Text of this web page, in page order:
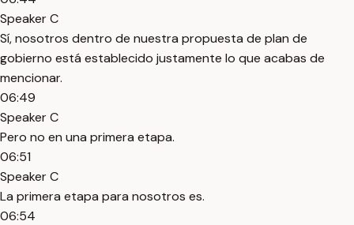
Speaker C
Sí, nosotros dentro de nuestra propuesta de plan de
gobierno está establecido justamente lo que acabas de
mencionar.
06:49
Speaker C
Pero no en una primera etapa.
06:51
Speaker C
La primera etapa para nosotros es.
06:54